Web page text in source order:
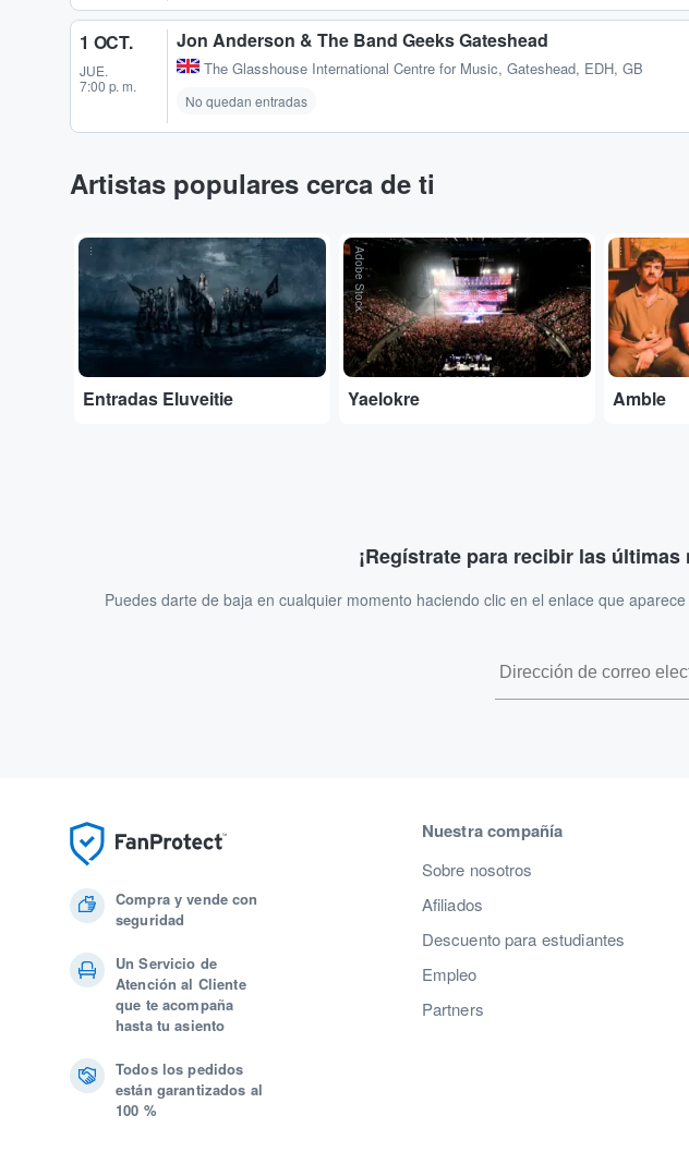
1 OCT.
JUE.
7:00 p. m.
Jon Anderson & The Band Geeks Gateshead
The Glasshouse International Centre for Music, Gateshead, EDH, GB
No quedan entradas
Artistas populares cerca de ti
...
Entradas Eluveitie
Adobe Stock
Yaelokre
...
Amble
¡Regístrate para recibir las
Puedes darte de baja en cualquier momento haciendo clic en el enlace que
Compra y vende con
seguridad
Un Servicio de
Atención al Cliente
que te acompaña
hasta tu asiento
Todos los pedidos
están garantizados al
100 %
Nuestra compañía
Sobre nosotros
Afiliados
Descuento para estudiantes
Empleo
Partners